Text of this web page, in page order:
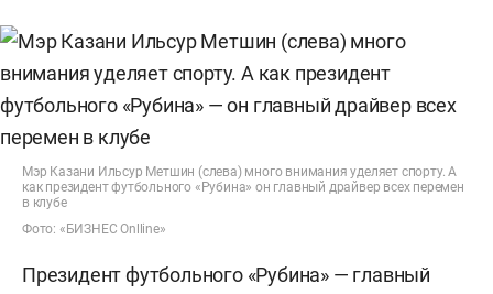
Мэр Казани Ильсур Метшин (слева) много внимания уделяет спорту. А
как президент футбольного «Рубина» он главный драйвер всех перемен
в клубе
Фото: «БИЗНЕС Onlline»
Президент футбольного «Рубина» — главный